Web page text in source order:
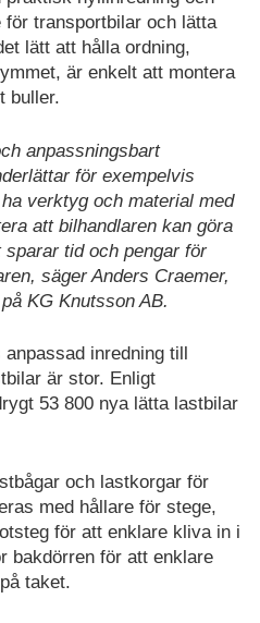
för transportbilar och lätta
lätt att hålla ordning,
är enkelt att montera
buller.
anpassningsbart
för exempelvis
verktyg och material med
att bilhandlaren kan göra
tid och pengar för
säger Anders Craemer,
KG Knutsson AB.
inredning till
är stor. Enligt
53 800 nya lätta lastbilar
och lastkorgar för
med hållare för stege,
för att enklare kliva in i
bakdörren för att enklare
taket.